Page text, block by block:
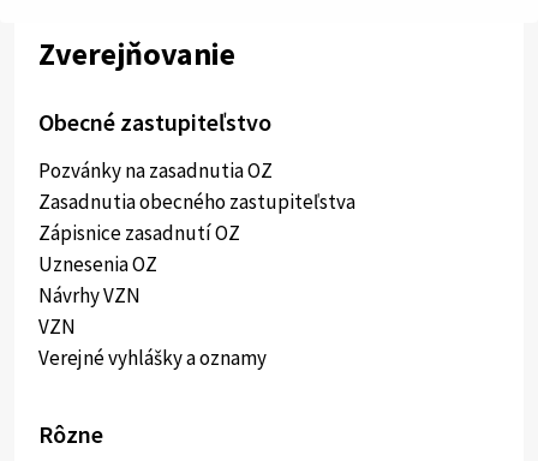
Zverejňovanie
Obecné zastupiteľstvo
Pozvánky na zasadnutia OZ
Zasadnutia obecného zastupiteľstva
Zápisnice zasadnutí OZ
Uznesenia OZ
Návrhy VZN
VZN
Verejné vyhlášky a oznamy
Rôzne